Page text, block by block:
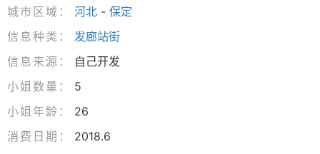
城市区域： 河北 - 保定
信息种类：
发廊站街
信息来源：
自己开发
小姐数量：
5
小姐年龄：
26
消费日期：
2018.6